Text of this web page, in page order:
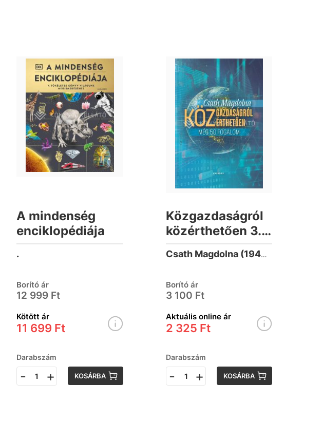
A mindenség
enciklopédiája
.
Borító ár
12 999 Ft
Kötött ár
11 699 Ft
Darabszám
- + KOSÁRBA
Közgazdaságról
közérthetően 3.
Még 50 fogalom
Csath Magdolna (1943-)
Borító ár
3 100 Ft
Aktuális online ár
2 325 Ft
Darabszám
- + KOSÁRBA